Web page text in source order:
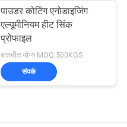
पाउडर कोटिंग एनोडाइजिंग
एल्यूमीनियम हीट सिंक
प्रोफाइल
बातचीत योग्य MOQ:500KGS
संपर्क